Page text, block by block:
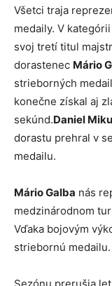
Všetci traja
medaily. V
svoj tretí titul
dorastenec Mário
strieborných
konečne získal aj
sekúnd.Daniel
dorastu prehral v
medailu.
Mário Galba nás
medzinárodnom
Vďaka bojovým
striebornú medailu.